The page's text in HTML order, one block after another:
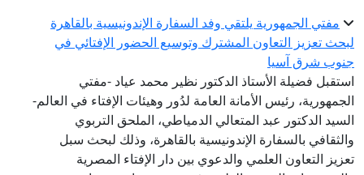
مفتي الجمهورية يلتقي وفد السفارة الإندونيسية بالقاهرة
لبحث تعزيز التعاون المشترك وتوسيع الحضور الإفتائي في
جنوب شرق آسيا
استقبل فضيلة الأستاذ الدكتور نظير محمد عياد -مفتي
الجمهورية، رئيس الأمانة العامة لدُور وهيئات الإفتاء في العالم-
السيد الدكتور عبد المتعالي الدمياطي، الملحق التربوي
والثقافي بالسفارة الإندونيسية بالقاهرة، وذلك لبحث سبل
تعزيز التعاون العلمي والدعوي بين دار الإفتاء المصرية